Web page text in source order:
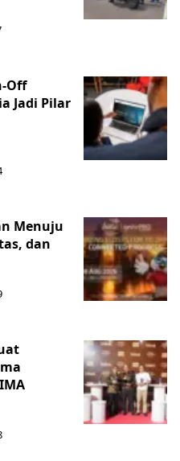
Off
Jadi Pilar
Menuju
dan